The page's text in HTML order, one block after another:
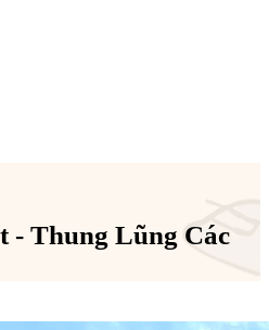
- Thung Lũng Các